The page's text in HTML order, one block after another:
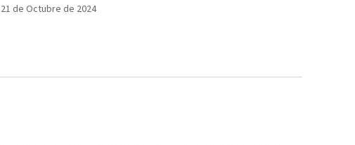
21 de Octubre de 2024